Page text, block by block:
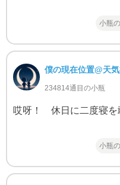
小瓶
僕の現在位置@天
234814通目の小瓶
哎呀！ 休日に二度寝を
小瓶